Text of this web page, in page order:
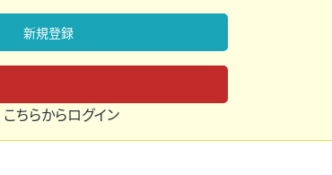
新規登録
こちらからログイン